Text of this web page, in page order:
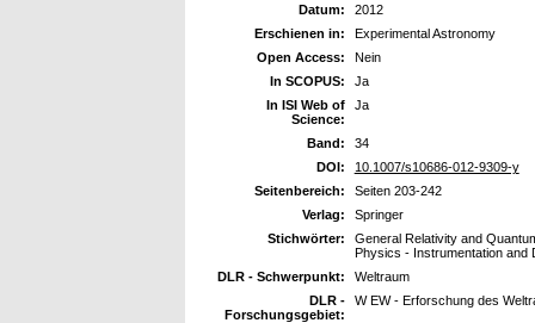
Datum:
2012
Erschienen in:
Experimental Astronomy
Open Access:
Nein
In SCOPUS:
Ja
In ISI Web of
Science:
Ja
Band:
34
DOI:
10.1007/s10686-012-9309-y
Seitenbereich:
Seiten 203-242
Verlag:
Springer
Stichwörter:
General Relativity and
Physics - Instrumentation and
DLR - Schwerpunkt:
Weltraum
DLR -
Forschungsgebiet:
W EW - Erforschung des